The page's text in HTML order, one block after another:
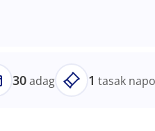
30adag 1 tasak